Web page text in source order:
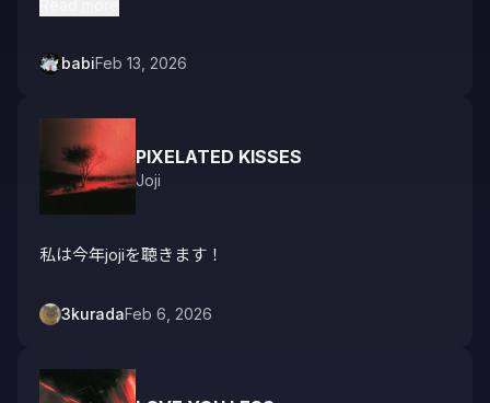
さらにピン留めまでできて最高
babiFeb 13, 2026
PIXELATED KISSES
Joji
私は今年jojiを聴きます！
3kuradaFeb 6, 2026